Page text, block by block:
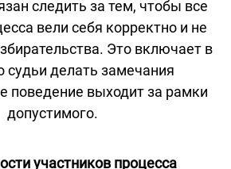
следить за тем, чтобы все
вели себя корректно и не
Это включает в
судьи делать замечания
поведение выходит за рамки
допустимого.
участников процесса